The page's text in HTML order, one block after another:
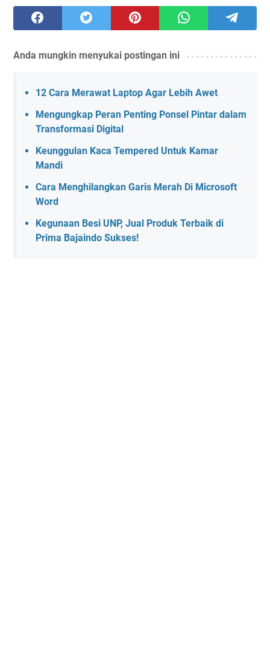
Anda mungkin menyukai postingan ini
12 Cara Merawat Laptop Agar Lebih Awet
Mengungkap Peran Penting Ponsel Pintar dalam
Transformasi Digital
Keunggulan Kaca Tempered Untuk Kamar
Mandi
Cara Menghilangkan Garis Merah Di Microsoft
Word
Kegunaan Besi UNP, Jual Produk Terbaik di
Prima Bajaindo Sukses!